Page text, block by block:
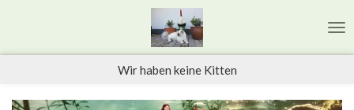
Wir haben keine Kitten